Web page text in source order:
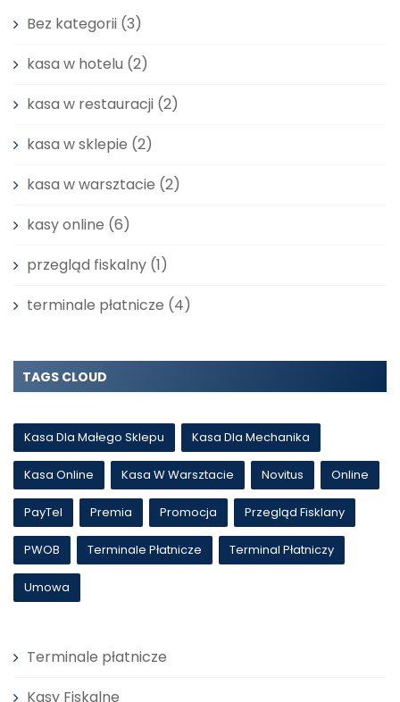
Bez kategorii (3)
kasa w hotelu (2)
kasa w restauracji (2)
kasa w sklepie (2)
kasa w warsztacie (2)
kasy online (6)
przegląd fiskalny (1)
terminale płatnicze (4)
TAGS CLOUD
Kasa Dla Małego Sklepu Kasa Dla Mechanika
Kasa Online Kasa W Warsztacie Novitus Online
PayTel Premia Promocja Przegląd Fisklany
PWOB Terminale Płatnicze Terminal Płatniczy
Umowa
Terminale płatnicze
Kasy Fiskalne